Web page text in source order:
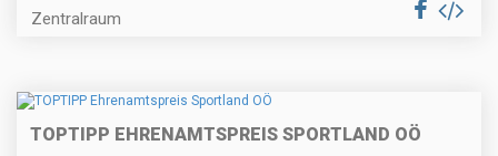
Zentralraum
TOPTIPP EHRENAMTSPREIS SPORTLAND OÖ